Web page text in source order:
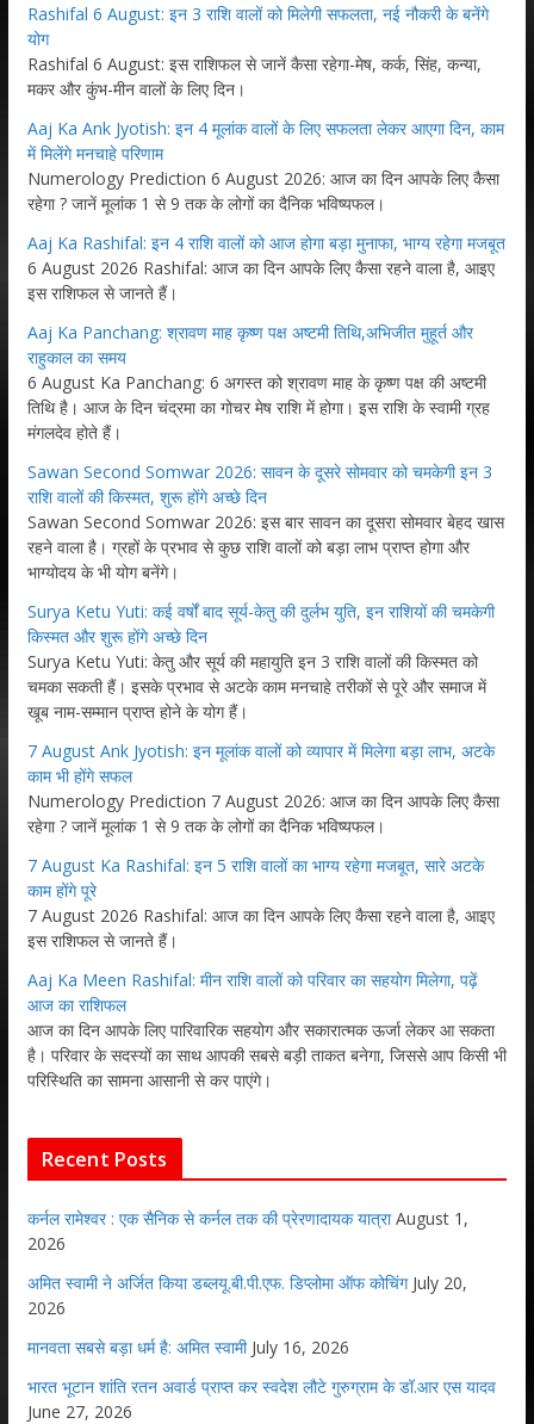
Rashifal 6 August: इन 3 राशि वालों को मिलेगी सफलता, नई नौकरी के बनेंगे
योग
Rashifal 6 August: इस राशिफल से जानें कैसा रहेगा-मेष, कर्क, सिंह, कन्या,
मकर और कुंभ-मीन वालों के लिए दिन।
Aaj Ka Ank Jyotish: इन 4 मूलांक वालों के लिए सफलता लेकर आएगा दिन, काम
में मिलेंगे मनचाहे परिणाम
Numerology Prediction 6 August 2026: आज का दिन आपके लिए कैसा
रहेगा ? जानें मूलांक 1 से 9 तक के लोगों का दैनिक भविष्यफल।
Aaj Ka Rashifal: इन 4 राशि वालों को आज होगा बड़ा मुनाफा, भाग्य रहेगा मजबूत
6 August 2026 Rashifal: आज का दिन आपके लिए कैसा रहने वाला है, आइए
इस राशिफल से जानते हैं।
Aaj Ka Panchang: श्रावण माह कृष्ण पक्ष अष्टमी तिथि,अभिजीत मुहूर्त और
राहुकाल का समय
6 August Ka Panchang: 6 अगस्त को श्रावण माह के कृष्ण पक्ष की अष्टमी
तिथि है। आज के दिन चंद्रमा का गोचर मेष राशि में होगा। इस राशि के स्वामी ग्रह
मंगलदेव होते हैं।
Sawan Second Somwar 2026: सावन के दूसरे सोमवार को चमकेगी इन 3
राशि वालों की किस्मत, शुरू होंगे अच्छे दिन
Sawan Second Somwar 2026: इस बार सावन का दूसरा सोमवार बेहद खास
रहने वाला है। ग्रहों के प्रभाव से कुछ राशि वालों को बड़ा लाभ प्राप्त होगा और
भाग्योदय के भी योग बनेंगे।
Surya Ketu Yuti: कई वर्षों बाद सूर्य-केतु की दुर्लभ युति, इन राशियों की चमकेगी
किस्मत और शुरू होंगे अच्छे दिन
Surya Ketu Yuti: केतु और सूर्य की महायुति इन 3 राशि वालों की किस्मत को
चमका सकती हैं। इसके प्रभाव से अटके काम मनचाहे तरीकों से पूरे और समाज में
खूब नाम-सम्मान प्राप्त होने के योग हैं।
7 August Ank Jyotish: इन मूलांक वालों को व्यापार में मिलेगा बड़ा लाभ, अटके
काम भी होंगे सफल
Numerology Prediction 7 August 2026: आज का दिन आपके लिए कैसा
रहेगा ? जानें मूलांक 1 से 9 तक के लोगों का दैनिक भविष्यफल।
7 August Ka Rashifal: इन 5 राशि वालों का भाग्य रहेगा मजबूत, सारे अटके
काम होंगे पूरे
7 August 2026 Rashifal: आज का दिन आपके लिए कैसा रहने वाला है, आइए
इस राशिफल से जानते हैं।
Aaj Ka Meen Rashifal: मीन राशि वालों को परिवार का सहयोग मिलेगा, पढ़ें
आज का राशिफल
आज का दिन आपके लिए पारिवारिक सहयोग और सकारात्मक ऊर्जा लेकर आ सकता
है। परिवार के सदस्यों का साथ आपकी सबसे बड़ी ताकत बनेगा, जिससे आप किसी भी
परिस्थिति का सामना आसानी से कर पाएंगे।
Recent Posts
कर्नल रामेश्वर : एक सैनिक से कर्नल तक की प्रेरणादायक यात्रा August 1,
2026
अमित स्वामी ने अर्जित किया डब्लयू.बी.पी.एफ. डिप्लोमा ऑफ कोचिंग July 20,
2026
मानवता सबसे बड़ा धर्म है: अमित स्वामी July 16, 2026
भारत भूटान शांति रतन अवार्ड प्राप्त कर स्वदेश लौटे गुरुग्राम के डॉ.आर एस यादव
June 27, 2026